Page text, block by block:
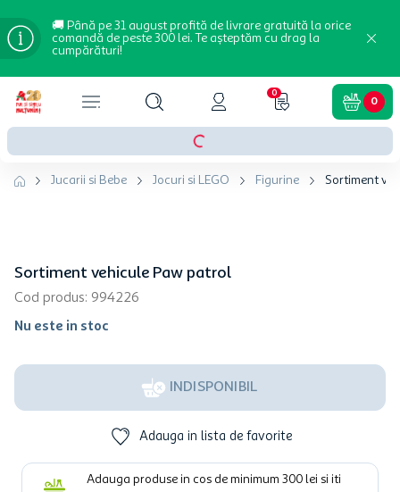
🚚 Până pe 31 august profită de livrare gratuită la orice
comandă de peste 300 lei. Te așteptăm cu drag la
cumpărături!
0
0
Jucarii si Bebe Jocuri si LEGO Figurine Sortiment
Sortiment vehicule Paw patrol
Cod produs: 994226
Nu este in stoc
INDISPONIBIL
Adauga in lista de favorite
Adauga produse in cos de minimum 300 lei si iti